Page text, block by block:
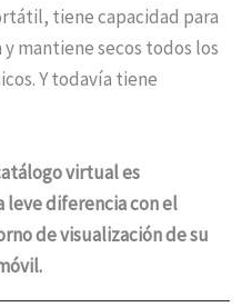
tiene capacidad para
mantiene secos todos los
Y todavía tiene
virtual es
leve diferencia con el
de visualización de su